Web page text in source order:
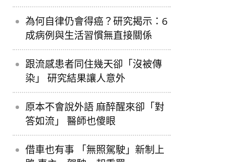
為何自律仍會得癌？研究揭示：6
成病例與生活習慣無直接關係
跟流感患者同住幾天卻「沒被傳
染」 研究結果讓人意外
原本不會說外語 麻醉醒來卻「對
答如流」 醫師也傻眼
借車也有事 「無照駕駛」新制上